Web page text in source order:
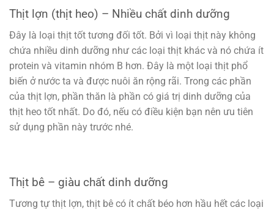
Thịt lợn (thịt heo) – Nhiều chất dinh dưỡng
Đây là loại thịt tốt tương đối tốt. Bởi vì loại thịt này không
chứa nhiều dinh dưỡng như các loại thịt khác và nó chứa ít
protein và vitamin nhóm B hơn. Đây là một loại thịt phổ
biến ở nước ta và được nuôi ăn rộng rãi. Trong các phần
của thịt lợn, phần thăn là phần có giá trị dinh dưỡng của
thịt heo tốt nhất. Do đó, nếu có điều kiện bạn nên ưu tiên
sử dụng phần này trước nhé.
Thịt bê – giàu chất dinh dưỡng
Tương tự thịt lợn, thịt bê có ít chất béo hơn hầu hết các loại